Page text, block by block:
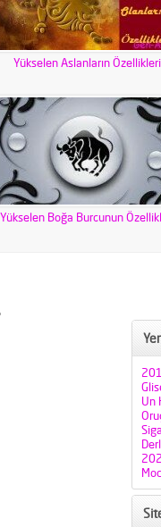
Yükselen Aslanların Özellikleri
Yükselen Boğa Burcunun
Un